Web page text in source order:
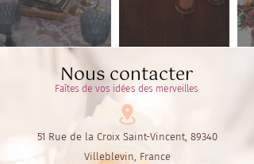
Nous contacter
Faîtes de vos idées des merveilles
51 Rue de la Croix Saint-Vincent, 89340
Villeblevin, France